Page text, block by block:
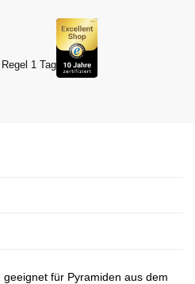
1 Tag
für Pyramiden aus dem